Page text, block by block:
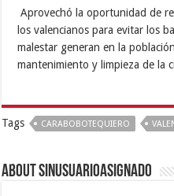
Aprovechó la oportunidad de
los valencianos para evitar los
malestar generan en la
mantenimiento y limpieza de la
Tags CARABOBOTEQUIERO
About sinusuarioasignado